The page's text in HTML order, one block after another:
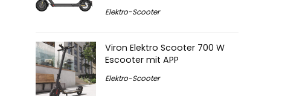
Elektro-Scooter
Viron Elektro Scooter 700 W
Escooter mit APP
Elektro-Scooter